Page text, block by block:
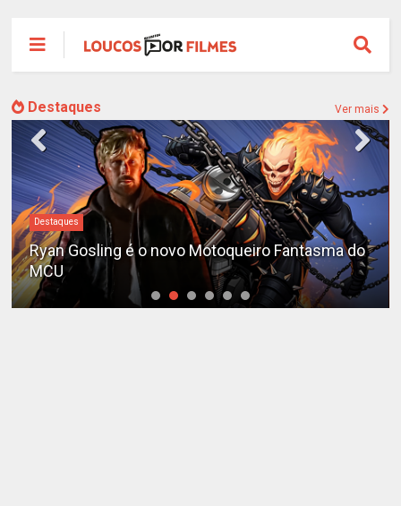
Destaques Ver mais
Destaques
Ryan Gosling é o novo Motoqueiro Fantasma do
MCU